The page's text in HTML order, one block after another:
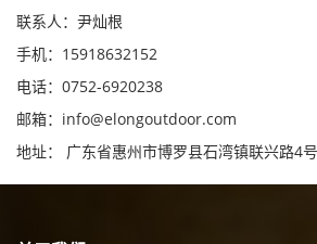
联系人：尹灿根
手机：15918632152
电话：0752-6920238
邮箱： info@elongoutdoor.com
地址： 广东省惠州市博罗县石湾镇联兴路4号